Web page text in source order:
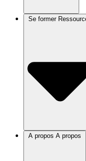
Se former
A propos